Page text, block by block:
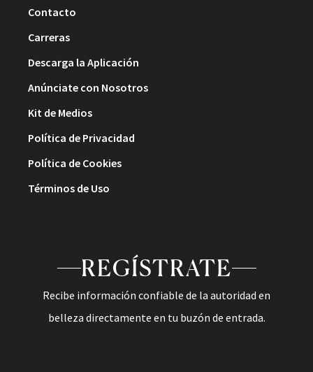
Contacto
Carreras
Descarga la Aplicación
Anúnciate con Nosotros
Kit de Medios
Política de Privacidad
Política de Cookies
Términos de Uso
REGÍSTRATE
Recibe información confiable de la autoridad en
belleza directamente en tu buzón de entrada.